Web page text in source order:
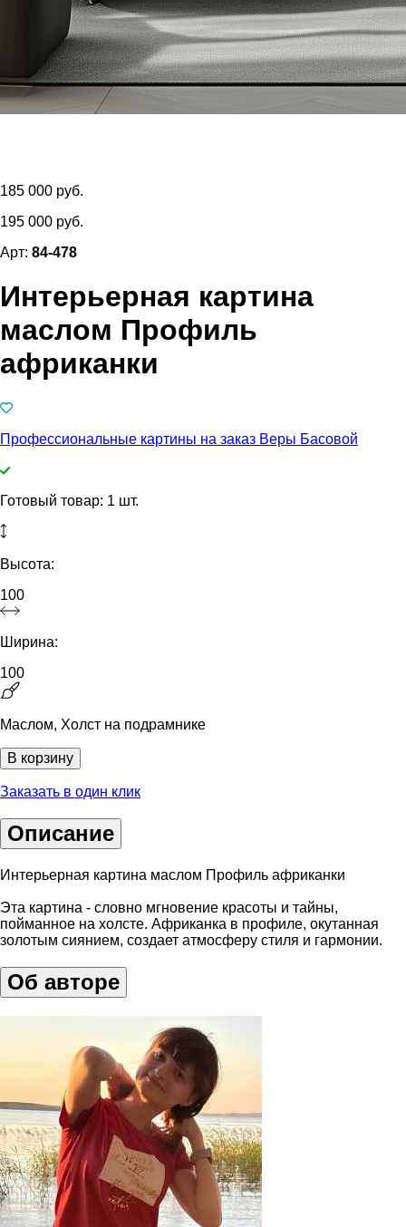
185 000 руб.
195 000 руб.
Арт: 84-478
Интерьерная картина
маслом Профиль
африканки
Профессиональные картины на заказ Веры Басовой
Готовый товар: 1 шт.
Высота:
100
Ширина:
100
Маслом, Холст на подрамнике
В корзину
Заказать в один клик
Описание
Интерьерная картина маслом Профиль африканки
Эта картина - словно мгновение красоты и тайны,
пойманное на холсте. Африканка в профиле, окутанная
золотым сиянием, создает атмосферу стиля и гармонии.
Об авторе